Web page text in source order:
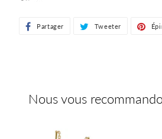
Partager PartagerTweeter Tweeter
Nous vous